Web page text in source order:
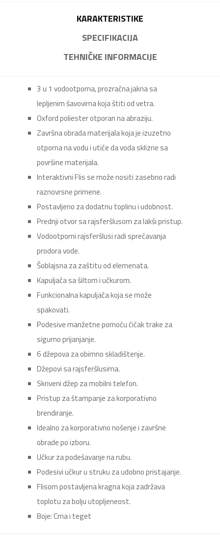
KARAKTERISTIKE
SPECIFIKACIJA
TEHNIČKE INFORMACIJE
3 u 1 vodootporna, prozračna jakna sa
lepljenim šavovima koja štiti od vetra.
Oxford poliester otporan na abraziju.
Završna obrada materijala koja je izuzetno
otporna na vodu i utiče da voda sklizne sa
površine materijala.
Interaktivni Flis se može nositi zasebno radi
raznovrsne primene.
Postavljeno za dodatnu toplinu i udobnost.
Prednji otvor sa rajsferšlusom za lakši pristup.
Vodootporni rajsferšlusi radi sprečavanja
prodora vode.
Šoblajsna za zaštitu od elemenata.
Kapuljača sa šiltom i učkurom.
Funkcionalna kapuljača koja se može
spakovati.
Podesive manžetne pomoću čičak trake za
sigurno prijanjanje.
6 džepova za obimno skladištenje.
Džepovi sa rajsferšlusima.
Skriveni džep za mobilni telefon.
Pristup za štampanje za korporativno
brendiranje.
Idealno za korporativno nošenje i završne
obrade po izboru.
Učkur za podešavanje na rubu.
Podesivi učkur u struku za udobno pristajanje.
Flisom postavljena kragna koja zadržava
toplotu za bolju utopljeneost.
Boje: Crna i teget